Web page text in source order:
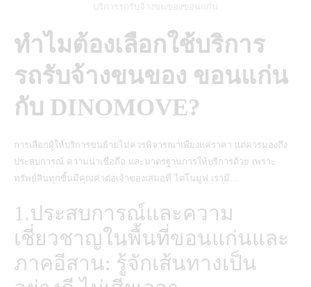
บริการรถรับจ้างขนของขอนแก่น
ทำไมต้องเลือกใช้บริการ
รถรับจ้างขนของ ขอนแก่น
กับ DINOMOVE?
การเลือกผู้ให้บริการขนย้ายไม่ควรพิจารณาเพียงแค่ราคา แต่ควรมองถึง
ประสบการณ์ ความน่าเชื่อถือ และมาตรฐานการให้บริการด้วย เพราะ
ทรัพย์สินทุกชิ้นมีคุณค่าต่อเจ้าของเสมอที่ ไดโนมูฟ เรามี…
1.ประสบการณ์และความ
เชี่ยวชาญในพื้นที่ขอนแก่นและ
ภาคอีสาน: รู้จักเส้นทางเป็น